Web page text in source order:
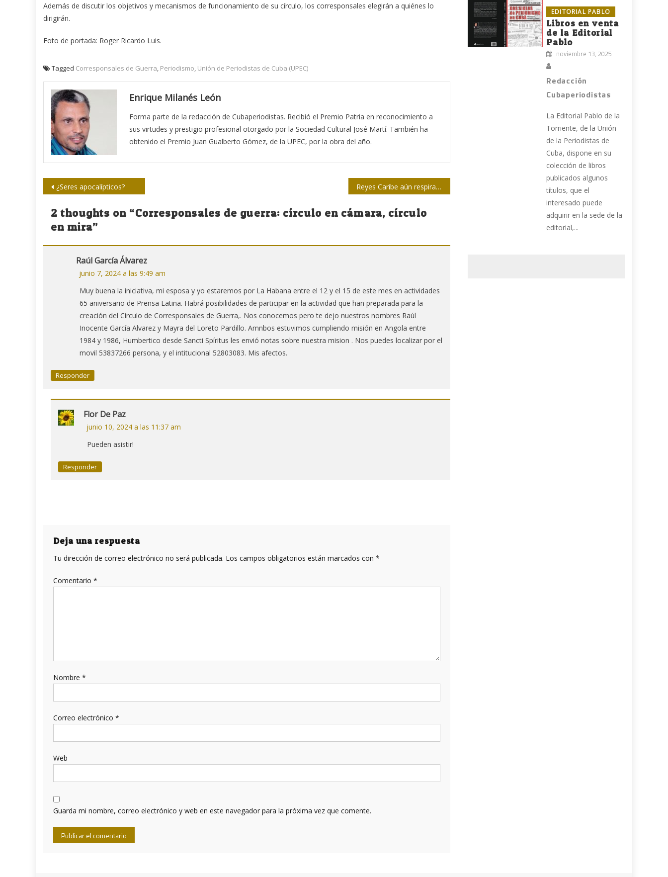
Además de discutir los objetivos y mecanismos de funcionamiento de su círculo, los corresponsales elegirán a quiénes lo
dirigirán.
Foto de portada: Roger Ricardo Luis.
Tagged Corresponsales de Guerra, Periodismo, Unión de Periodistas de Cuba (UPEC)
Enrique Milanés León
Forma parte de la redacción de Cubaperiodistas. Recibió el Premio Patria en reconocimiento a
sus virtudes y prestigio profesional otorgado por la Sociedad Cultural José Martí. También ha
obtenido el Premio Juan Gualberto Gómez, de la UPEC, por la obra del año.
Navegación
de
entradas
¿Seres apocalípticos? Reyes Caribe aún respira en torneo de softball para periodistas
2 thoughts on “Corresponsales de guerra: círculo en cámara, círculo
en mira”
Raúl García Álvarez
junio 7, 2024 a las 9:49 am
Muy buena la iniciativa, mi esposa y yo estaremos por La Habana entre el 12 y el 15 de este mes en actividades
65 aniversario de Prensa Latina. Habrá posibilidades de participar en la actividad que han preparada para la
creación del Círculo de Corresponsales de Guerra,. Nos conocemos pero te dejo nuestros nombres Raúl
Inocente García Alvarez y Mayra del Loreto Pardillo. Amnbos estuvimos cumpliendo misión en Angola entre
1984 y 1986, Humbertico desde Sancti Spíritus les envió notas sobre nuestra mision . Nos puedes localizar por el
movil 53837266 persona, y el intitucional 52803083. Mis afectos.
Responder
Flor De Paz
junio 10, 2024 a las 11:37 am
Pueden asistir!
Responder
Deja una respuesta
Tu dirección de correo electrónico no será publicada. Los campos obligatorios están marcados con *
Comentario *
Nombre *
Correo electrónico *
Web
Guarda mi nombre, correo electrónico y web en este navegador para la próxima vez que comente.
EDITORIAL PABLO
Libros en venta
de la Editorial
Pablo
noviembre 13, 2025
Redacción
Cubaperiodistas
La Editorial Pablo de la
Torriente, de la Unión
de la Periodistas de
Cuba, dispone en su
colección de libros
publicados algunos
títulos, que el
interesado puede
adquirir en la sede de la
editorial,...